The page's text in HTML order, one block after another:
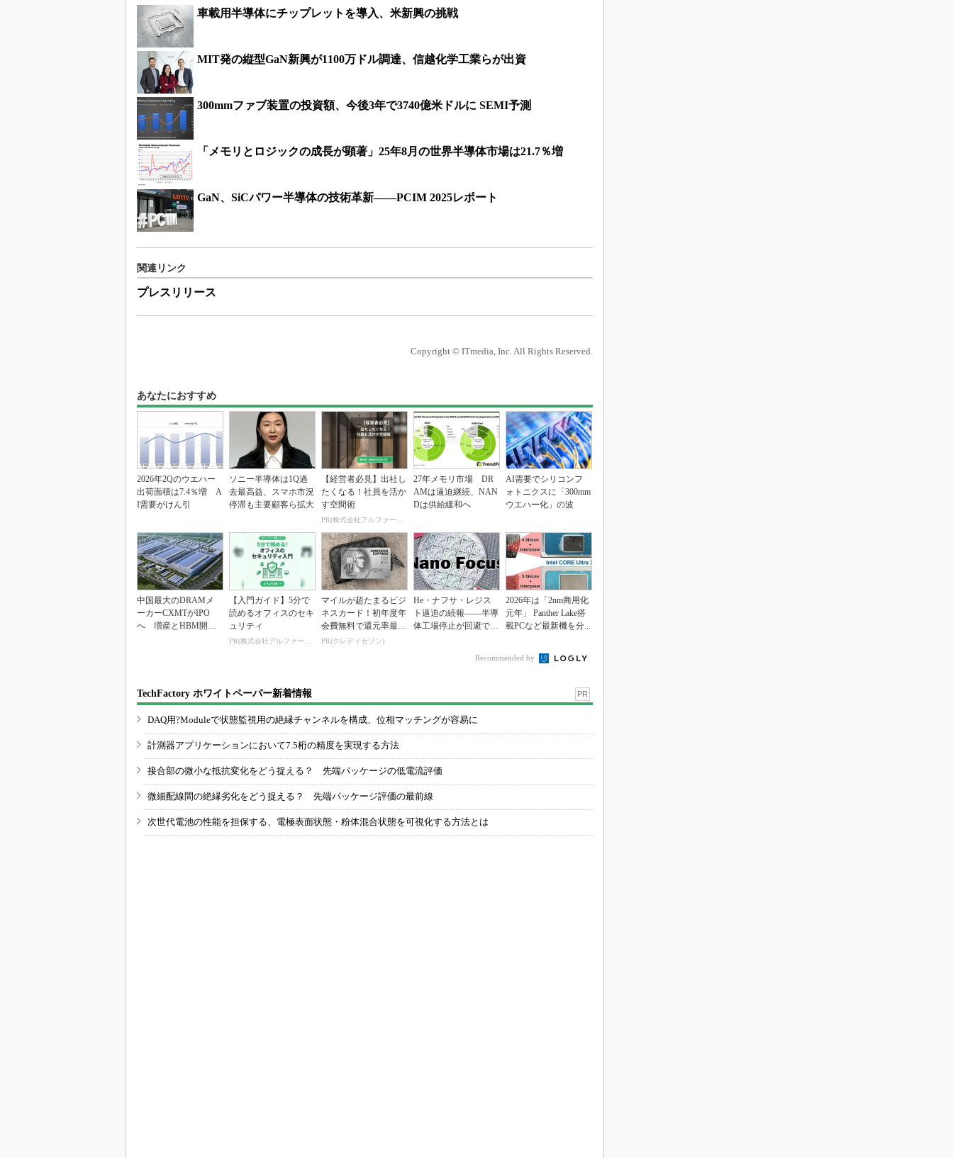
車載用半導体にチップレットを導入、米新興の挑戦
MIT発の縦型GaN新興が1100万ドル調達、信越化学工業らが出資
300mmファブ装置の投資額、今後3年で3740億米ドルに SEMI予測
「メモリとロジックの成長が顕著」25年8月の世界半導体市場は21.7％増
GaN、SiCパワー半導体の技術革新――PCIM 2025レポート
関連リンク
プレスリリース
Copyright © ITmedia, Inc. All Rights Reserved.
あなたにおすすめ
2026年2Qのウエハー
出荷面積は7.4％増 A
I需要がけん引
ソニー半導体は1Q過
去最高益、スマホ市況
停滞も主要顧客ら拡大
【経営者必見】出社し
たくなる！社員を活か
す空間術
PR(株式会社アルファーテクノ)
27年メモリ市場 DR
AMは逼迫継続、NAN
Dは供給緩和へ
AI需要でシリコンフ
ォトニクスに「300mm
ウエハー化」の波
中国最大のDRAMメ
ーカーCXMTがIPO
へ 増産とHBM開発
【入門ガイド】5分で
読めるオフィスのセキ
ュリティ
PR(株式会社アルファーテクノ)
マイルが超たまるビジ
ネスカード！初年度年
会費無料で還元率最大
1.125%
PR(クレディセゾン)
He・ナフサ・レジス
ト逼迫の続報――半導
体工場停止が回避でき
2026年は「2nm商用化
元年」 Panther Lake搭
載PCなど最新機を分...
Recommended by
TechFactory ホワイトペーパー新着情報 PR
DAQ用?Moduleで状態監視用の絶縁チャンネルを構成、位相マッチングが容易に
計測器アプリケーションにおいて7.5桁の精度を実現する方法
接合部の微小な抵抗変化をどう捉える？ 先端パッケージの低電流評価
微細配線間の絶縁劣化をどう捉える？ 先端パッケージ評価の最前線
次世代電池の性能を担保する、電極表面状態・粉体混合状態を可視化する方法とは